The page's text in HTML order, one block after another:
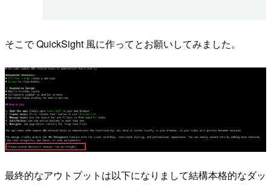
そこで QuickSight 風に作ってとお願いしてみました。
最終的なアウトプットは以下になりまして結構本格的なダッ